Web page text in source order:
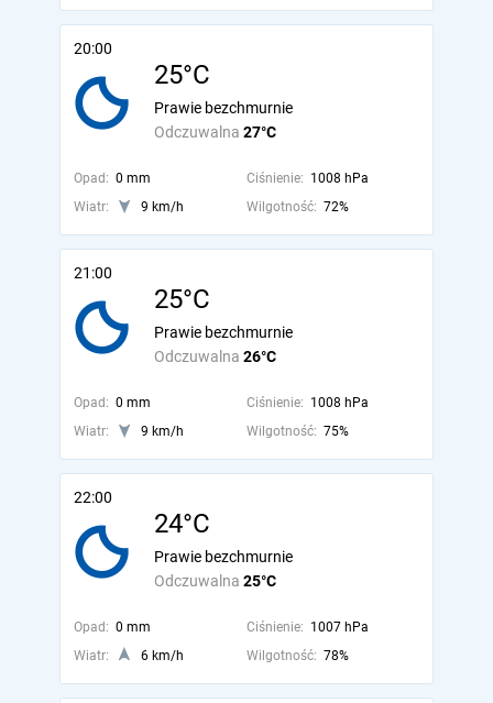
20:00
25°C
Odczuwalna 27°C
Prawie bezchmurnie
Opad: 0 mm Ciśnienie: 1008 hPa
Wiatr:
9 km/h Wilgotność: 72%
21:00
25°C
Odczuwalna 26°C
Prawie bezchmurnie
Opad: 0 mm Ciśnienie: 1008 hPa
Wiatr:
9 km/h Wilgotność: 75%
22:00
24°C
Odczuwalna 25°C
Prawie bezchmurnie
Opad: 0 mm Ciśnienie: 1007 hPa
Wiatr:
6 km/h Wilgotność: 78%